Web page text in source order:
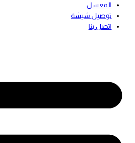
المعسل
توصيل شيشة
اتصل بنا